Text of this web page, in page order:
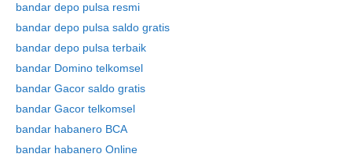
bandar depo pulsa resmi
bandar depo pulsa saldo gratis
bandar depo pulsa terbaik
bandar Domino telkomsel
bandar Gacor saldo gratis
bandar Gacor telkomsel
bandar habanero BCA
bandar habanero Online